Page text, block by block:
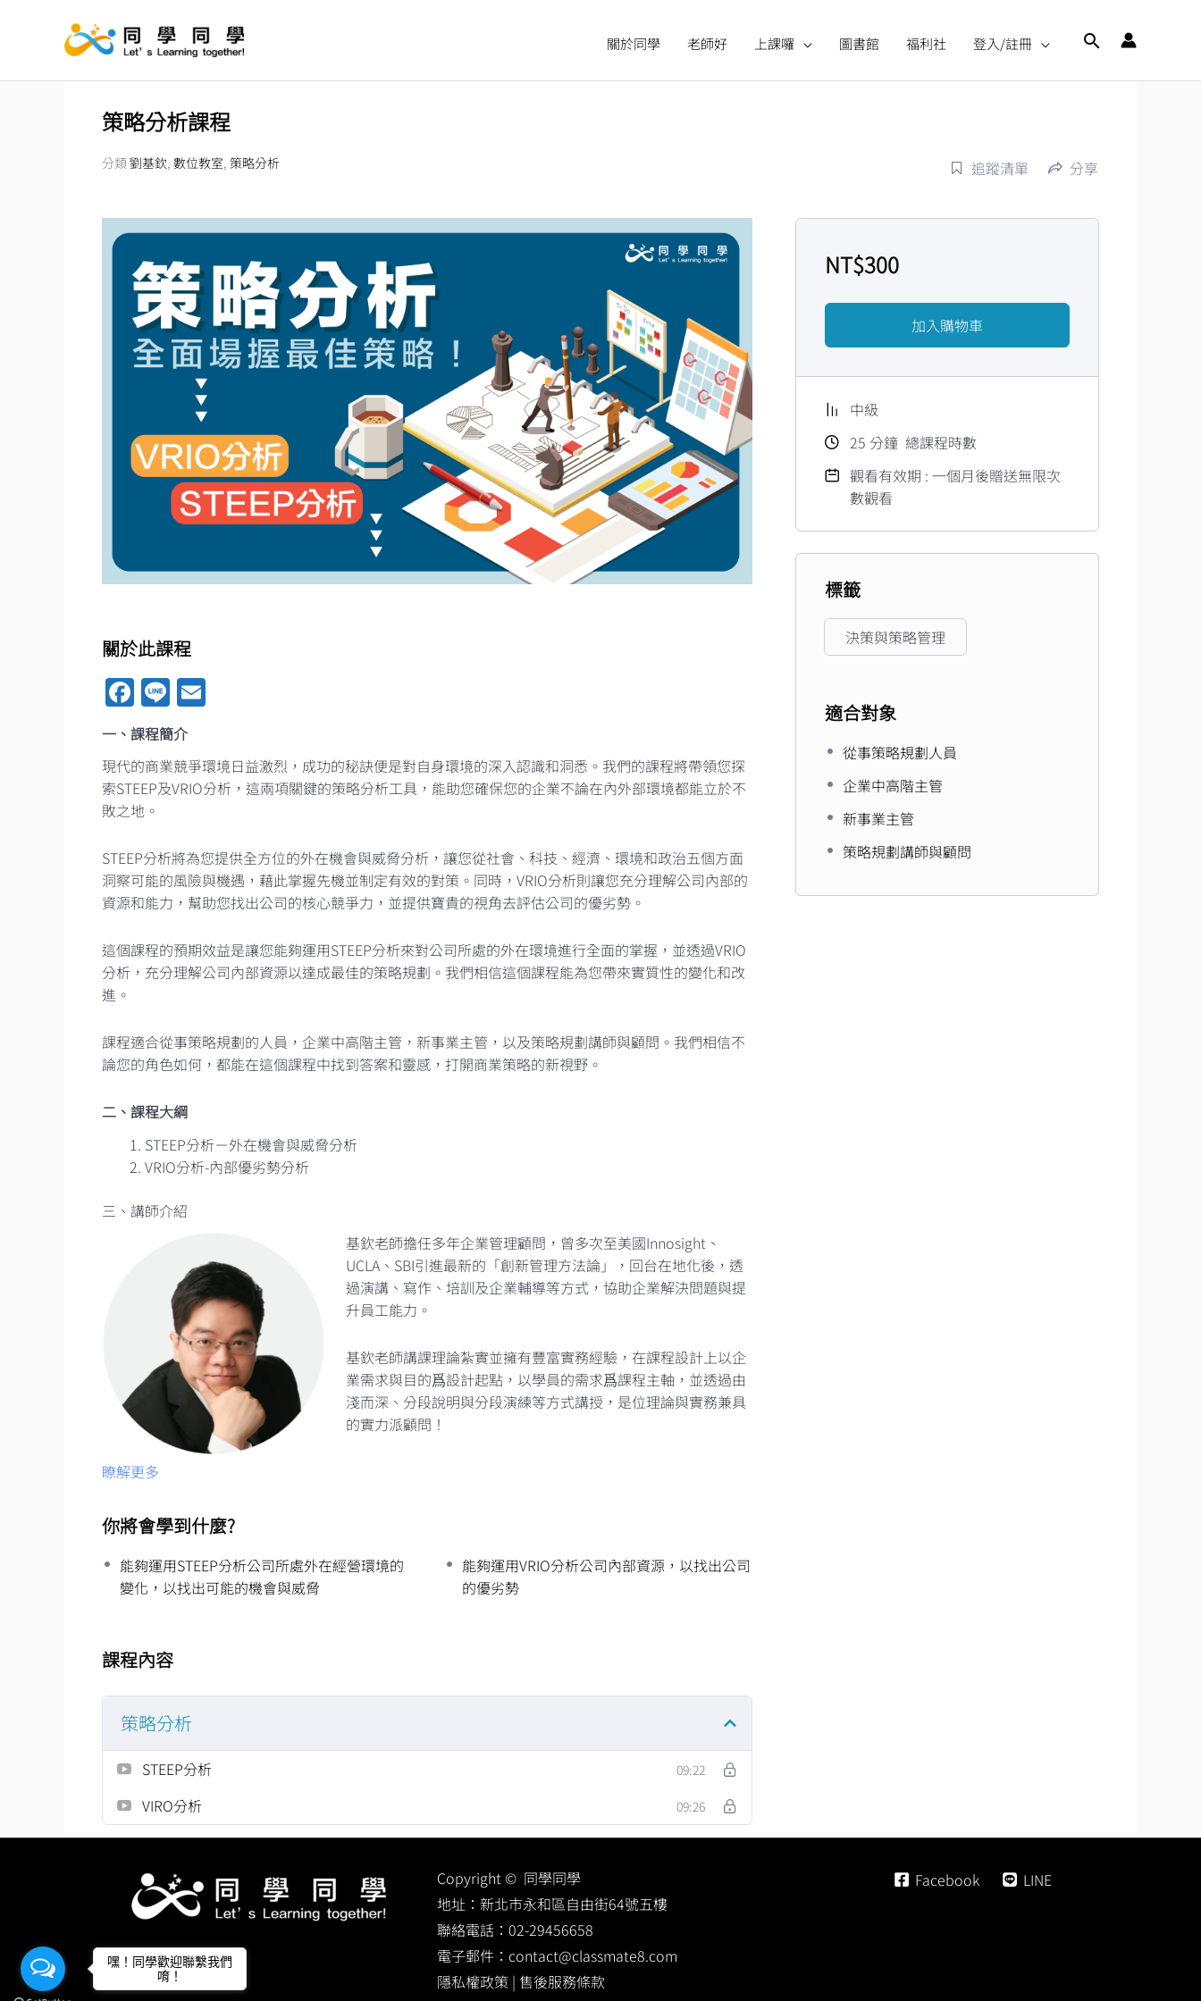
關於同學 老師好 上課囉 圖書館 福利社 登入/註冊
搜
尋
策略分析課程
分類劉基欽, 數位教室, 策略分析 追蹤清單 分享
關於此課程
Facebook
Line
一、課程簡介
現代的商業競爭環境日益激烈，成功的秘訣便是對自身環境的深入認識和洞悉。我們的課程將帶領您探
索STEEP及VRIO分析，這兩項關鍵的策略分析工具，能助您確保您的企業不論在內外部環境都能立於不
敗之地。
STEEP分析將為您提供全方位的外在機會與威脅分析，讓您從社會、科技、經濟、環境和政治五個方面
洞察可能的風險與機遇，藉此掌握先機並制定有效的對策。同時，VRIO分析則讓您充分理解公司內部的
資源和能力，幫助您找出公司的核心競爭力，並提供寶貴的視角去評估公司的優劣勢。
這個課程的預期效益是讓您能夠運用STEEP分析來對公司所處的外在環境進行全面的掌握，並透過VRIO
分析，充分理解公司內部資源以達成最佳的策略規劃。我們相信這個課程能為您帶來實質性的變化和改
進。
課程適合從事策略規劃的人員，企業中高階主管，新事業主管，以及策略規劃講師與顧問。我們相信不
論您的角色如何，都能在這個課程中找到答案和靈感，打開商業策略的新視野。
二、課程大綱
STEEP分析－外在機會與威脅分析
VRIO分析-內部優劣勢分析
三、講師介紹
基欽老師擔任多年企業管理顧問，曾多次至美國Innosight、
UCLA、SBI引進最新的「創新管理方法論」，回台在地化後，透
過演講、寫作、培訓及企業輔導等方式，協助企業解決問題與提
升員工能力。
基欽老師講課理論紮實並擁有豐富實務經驗，在課程設計上以企
業需求與目的爲設計起點，以學員的需求爲課程主軸，並透過由
淺而深、分段說明與分段演練等方式講授，是位理論與實務兼具
的實力派顧問！
瞭解更多
你將會學到什麼?
能夠運用STEEP分析公司所處外在經營環境的
變化，以找出可能的機會與威脅
能夠運用VRIO分析公司內部資源，以找出公司
的優劣勢
課程內容
策略分析
STEEP分析 09:22
VIRO分析 09:26
NT$300
加入購物車
中級
25 分鐘 總課程時數
觀看有效期 : 一個月後贈送無限次
數觀看
標籤
決策與策略管理
適合對象
從事策略規劃人員
企業中高階主管
新事業主管
策略規劃講師與顧問
Copyright © 同學同學
地址： 新北市永和區自由街64號五樓
聯絡電話： 02-29456658
電子郵件： contact@classmate8.com
隱私權政策| 售後服務條款
Facebook LINE
嘿！同學歡迎聯繫我們
唷！